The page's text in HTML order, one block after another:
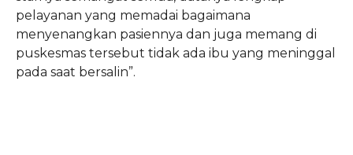
pelayanan yang memadai bagaimana
menyenangkan pasiennya dan juga memang di
puskesmas tersebut tidak ada ibu yang meninggal
pada saat bersalin”.